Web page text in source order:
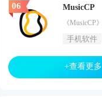
MusicCP
手机软件
06
+查看更多